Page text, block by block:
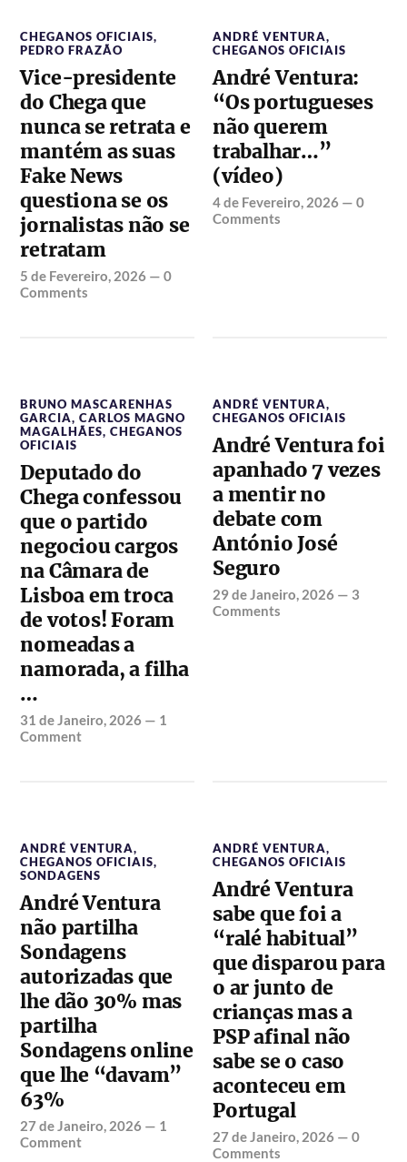
CHEGANOS OFICIAIS,
PEDRO FRAZÃO
Vice-presidente
do Chega que
nunca se retrata e
mantém as suas
Fake News
questiona se os
jornalistas não se
retratam
5 de Fevereiro, 2026 —0
Comments
ANDRÉ VENTURA,
CHEGANOS OFICIAIS
André Ventura:
“Os portugueses
não querem
trabalhar…”
(vídeo)
4 de Fevereiro, 2026 —0
Comments
BRUNO MASCARENHAS
GARCIA,CARLOS MAGNO
MAGALHÃES,CHEGANOS
OFICIAIS
Deputado do
Chega confessou
que o partido
negociou cargos
na Câmara de
Lisboa em troca
de votos! Foram
nomeadas a
namorada, a filha
…
31 de Janeiro, 2026 — 1
Comment
ANDRÉ VENTURA,
CHEGANOS OFICIAIS
André Ventura foi
apanhado 7 vezes
a mentir no
debate com
António José
Seguro
29 de Janeiro, 2026 — 3
Comments
ANDRÉ VENTURA,
CHEGANOS OFICIAIS,
SONDAGENS
André Ventura
não partilha
Sondagens
autorizadas que
lhe dão 30% mas
partilha
Sondagens online
que lhe “davam”
63%
27 de Janeiro, 2026 — 1
Comment
ANDRÉ VENTURA,
CHEGANOS OFICIAIS
André Ventura
sabe que foi a
“ralé habitual”
que disparou para
o ar junto de
crianças mas a
PSP afinal não
sabe se o caso
aconteceu em
Portugal
27 de Janeiro, 2026 —0
Comments